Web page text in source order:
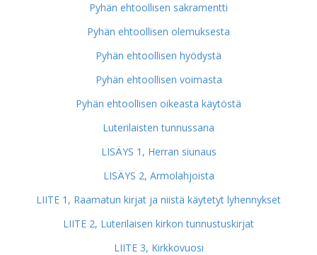
Pyhän ehtoollisen sakramentti
Pyhän ehtoollisen olemuksesta
Pyhän ehtoollisen hyödystä
Pyhän ehtoollisen voimasta
Pyhän ehtoollisen oikeasta käytöstä
Luterilaisten tunnussana
LISÄYS 1, Herran siunaus
LISÄYS 2, Armolahjoista
LIITE 1, Raamatun kirjat ja niistä käytetyt lyhennykset
LIITE 2, Luterilaisen kirkon tunnustuskirjat
LIITE 3, Kirkkovuosi